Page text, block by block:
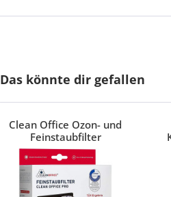
Das könnte dir gefallen
Clean Office Ozon- und
Feinstaubfilter